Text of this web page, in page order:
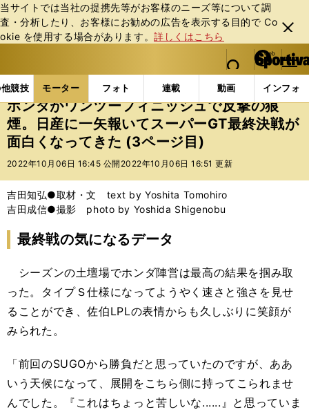
当サイトでは当社の提携先等がお客様のニーズ等について調
査・分析したり、お客様にお勧めの広告を表⽰する⽬的で Co
okie を使⽤する場合があります。詳しくはこちら
閉じ
る
web Sportiva (webスポルティーバ)
検索
マイペ
ー
ジ
メニュ
競技 モーター フォト 連載 動画 インフォ
b
ス
ポ
ル
テ
ー
バ
モーターの記事一覧 モーター その他 ホンダが
ホンダがワンツーフィニッシュで反撃の狼
煙。日産に一矢報いてスーパーGT最終決戦が
面白くなってきた (3ページ目)
2022年10月06日 16:45 公開 2022年10月06日 16:51 更新
吉田知弘●取材・文 text by Yoshita Tomohiro
吉田成信●撮影 photo by Yoshida Shigenobu
最終戦の気になるデータ
シーズンの土壇場でホンダ陣営は最高の結果を掴み取
った。タイプＳ仕様になってようやく速さと強さを見せ
ることができ、佐伯LPLの表情からも久しぶりに笑顔が
みられた。
「前回のSUGOから勝負だと思っていたのですが、ああ
いう天候になって、展開をこちら側に持ってこられませ
んでした。『これはちょっと苦しいな......』と思っていま